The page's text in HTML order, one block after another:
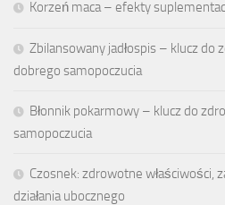
Korzeń maca – efekty
Zbilansowany jadłospis – klucz do
dobrego samopoczucia
Błonnik pokarmowy – klucz do
samopoczucia
Czosnek: zdrowotne właściwości,
działania ubocznego